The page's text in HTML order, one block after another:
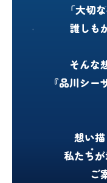
「大切
誰しも
そんな
『品川シー
想い描
私たち
ご